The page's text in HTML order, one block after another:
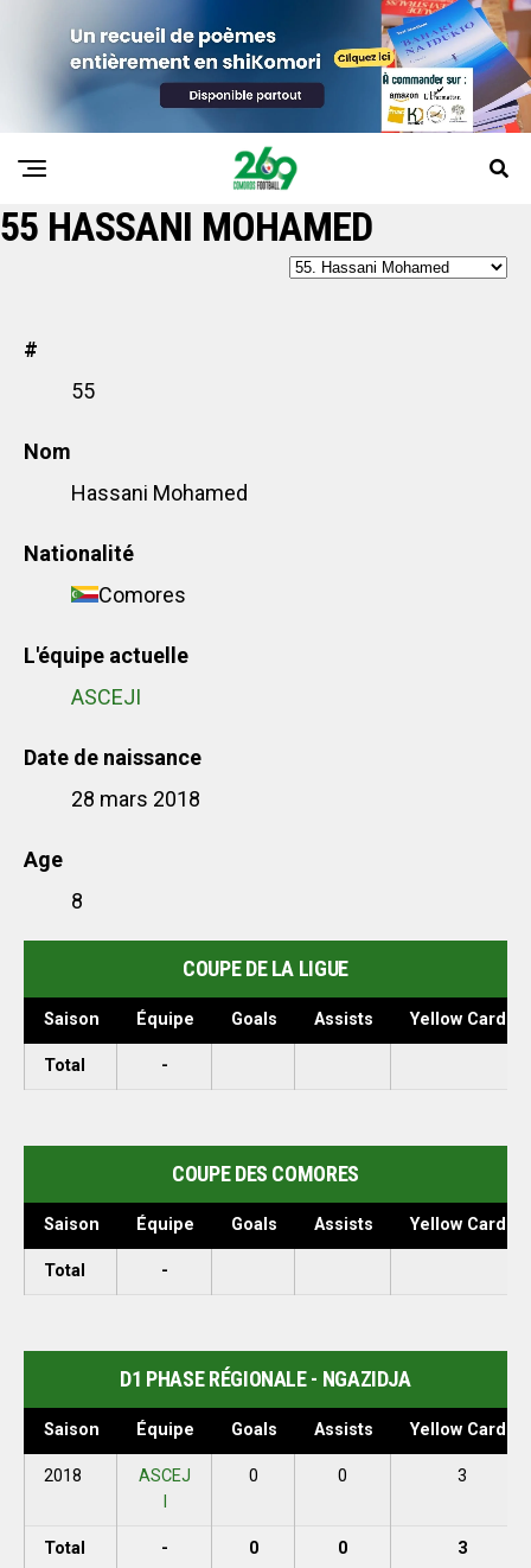
55 HASSANI MOHAMED
#
55
Nom
Hassani Mohamed
Nationalité
Comores
L'équipe actuelle
ASCEJI
Date de naissance
28 mars 2018
Age
8
COUPE DE LA LIGUE
Saison Équipe Goals Assists Yellow Cards
Total -
COUPE DES COMORES
Saison Équipe Goals Assists Yellow Cards
Total -
D1 PHASE RÉGIONALE - NGAZIDJA
Saison Équipe Goals Assists Yellow Cards
2018
ASCEJ
0 0 3
Total - 0 0 3